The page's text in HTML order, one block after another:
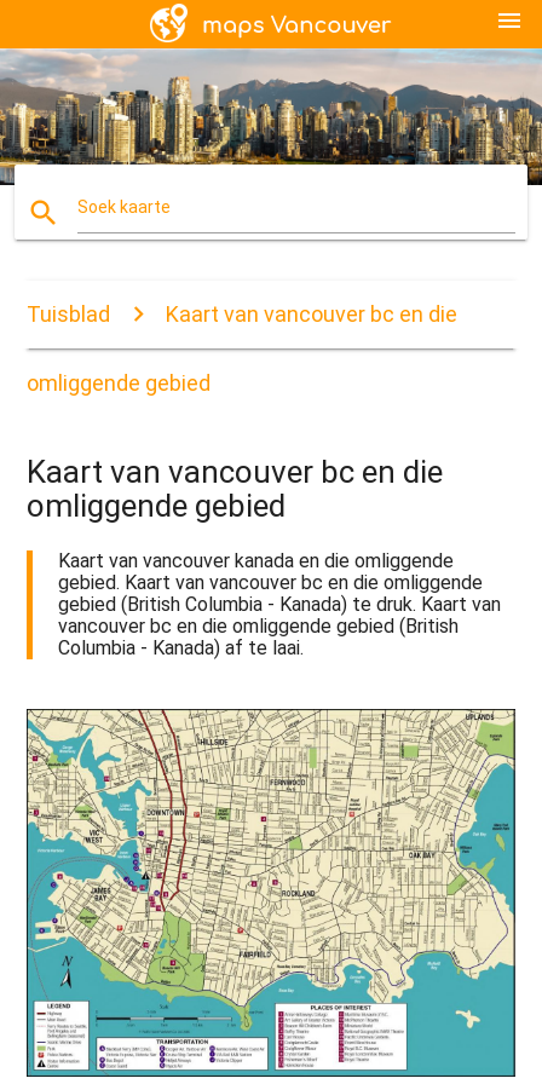
menu
search Soek kaarte
Tuisblad Kaart van vancouver bc en die
omliggende gebied
Kaart van vancouver bc en die
omliggende gebied
Kaart van vancouver kanada en die omliggende
gebied. Kaart van vancouver bc en die omliggende
gebied (British Columbia - Kanada) te druk. Kaart van
vancouver bc en die omliggende gebied (British
Columbia - Kanada) af te laai.